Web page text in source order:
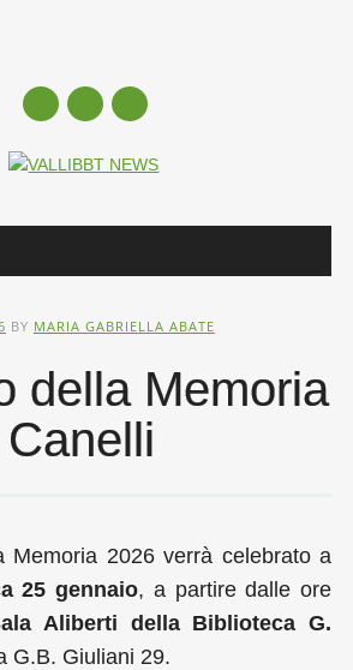
BY MARIA GABRIELLA ABATE
della Memoria
Memoria 2026 verrà celebrato a
25 gennaio, a partire dalle ore
Aliberti della Biblioteca G.
G.B. Giuliani 29.